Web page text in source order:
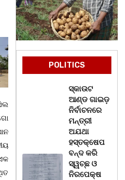
POLITICS
ସ୍କାଉଟ
ଆଣ୍ଡ ଗାଇଡ଼
ନିର୍ବାଚନରେ
ମନ୍ତ୍ରୀ
ଅଯଥା
ହସ୍ତକ୍ଷେପ
ବନ୍ଦ କରି
ସ୍ୱଚ୍ଛ ଓ
ନିରପେକ୍ଷ